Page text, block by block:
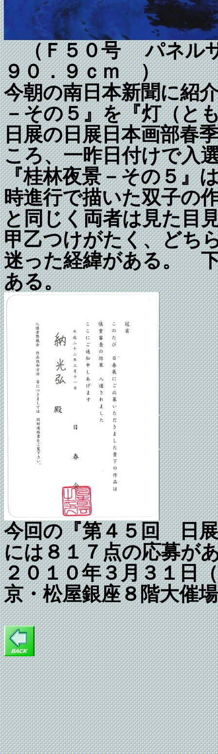
（Ｆ５０号 パネル
９０．９ｃｍ ）
今朝の南日本新聞に紹
－その５』を『灯（と
日展の日展日本画部春
ころ、一昨日付けで入
『桂林夜景－その５』
時進行で描いた双子の
と同じく両者は見た目
甲乙つけがたく、どち
迷った経緯がある。
ある。
今回の『第４５回日
には８１７点の応募が
２０１０年３月３１日
京・松屋銀座８階大催